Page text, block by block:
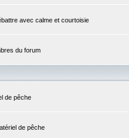
avec calme et courtoisie
du forum
de pêche
de pêche